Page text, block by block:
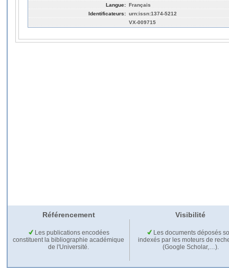
Langue: Français
Identificateurs: urn:issn:1374-5212
VX-009715
Référencement Visibilité
Les publications encodées
constituent la bibliographie académique
de l'Université.
Les documents déposés
indexés par les moteurs de
(Google Scholar,…).